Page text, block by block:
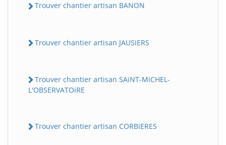
Trouver chantier artisan BANON
Trouver chantier artisan JAUSiERS
Trouver chantier artisan SAiNT-MiCHEL-
L'OBSERVATOiRE
Trouver chantier artisan CORBiERES